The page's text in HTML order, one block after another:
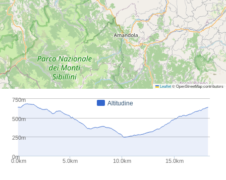
Leaflet© OpenStreetMap contributors
Altitudine
0.0km 5.0km 10.0km 15.0km
0m
250m
500m
750m